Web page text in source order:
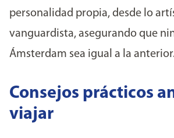
personalidad propia, desde lo
vanguardista, asegurando que
Ámsterdam sea igual a la
Consejos prácticos
viajar